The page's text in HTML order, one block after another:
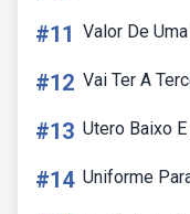
#11 Valor De
#12 Vai Ter A
#13 Utero Baixo
#14 Uniforme